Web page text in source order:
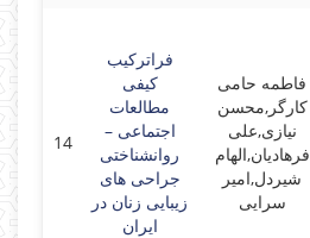
14
فراترکیب
کیفی
مطالعات
اجتماعی –
روانشناختی
جراحی های
زیبایی زنان در
ایران
فاطمه حامی
کارگر,محسن
نیازی,علی
فرهادیان,الهام
شیردل,امیر
سرایی